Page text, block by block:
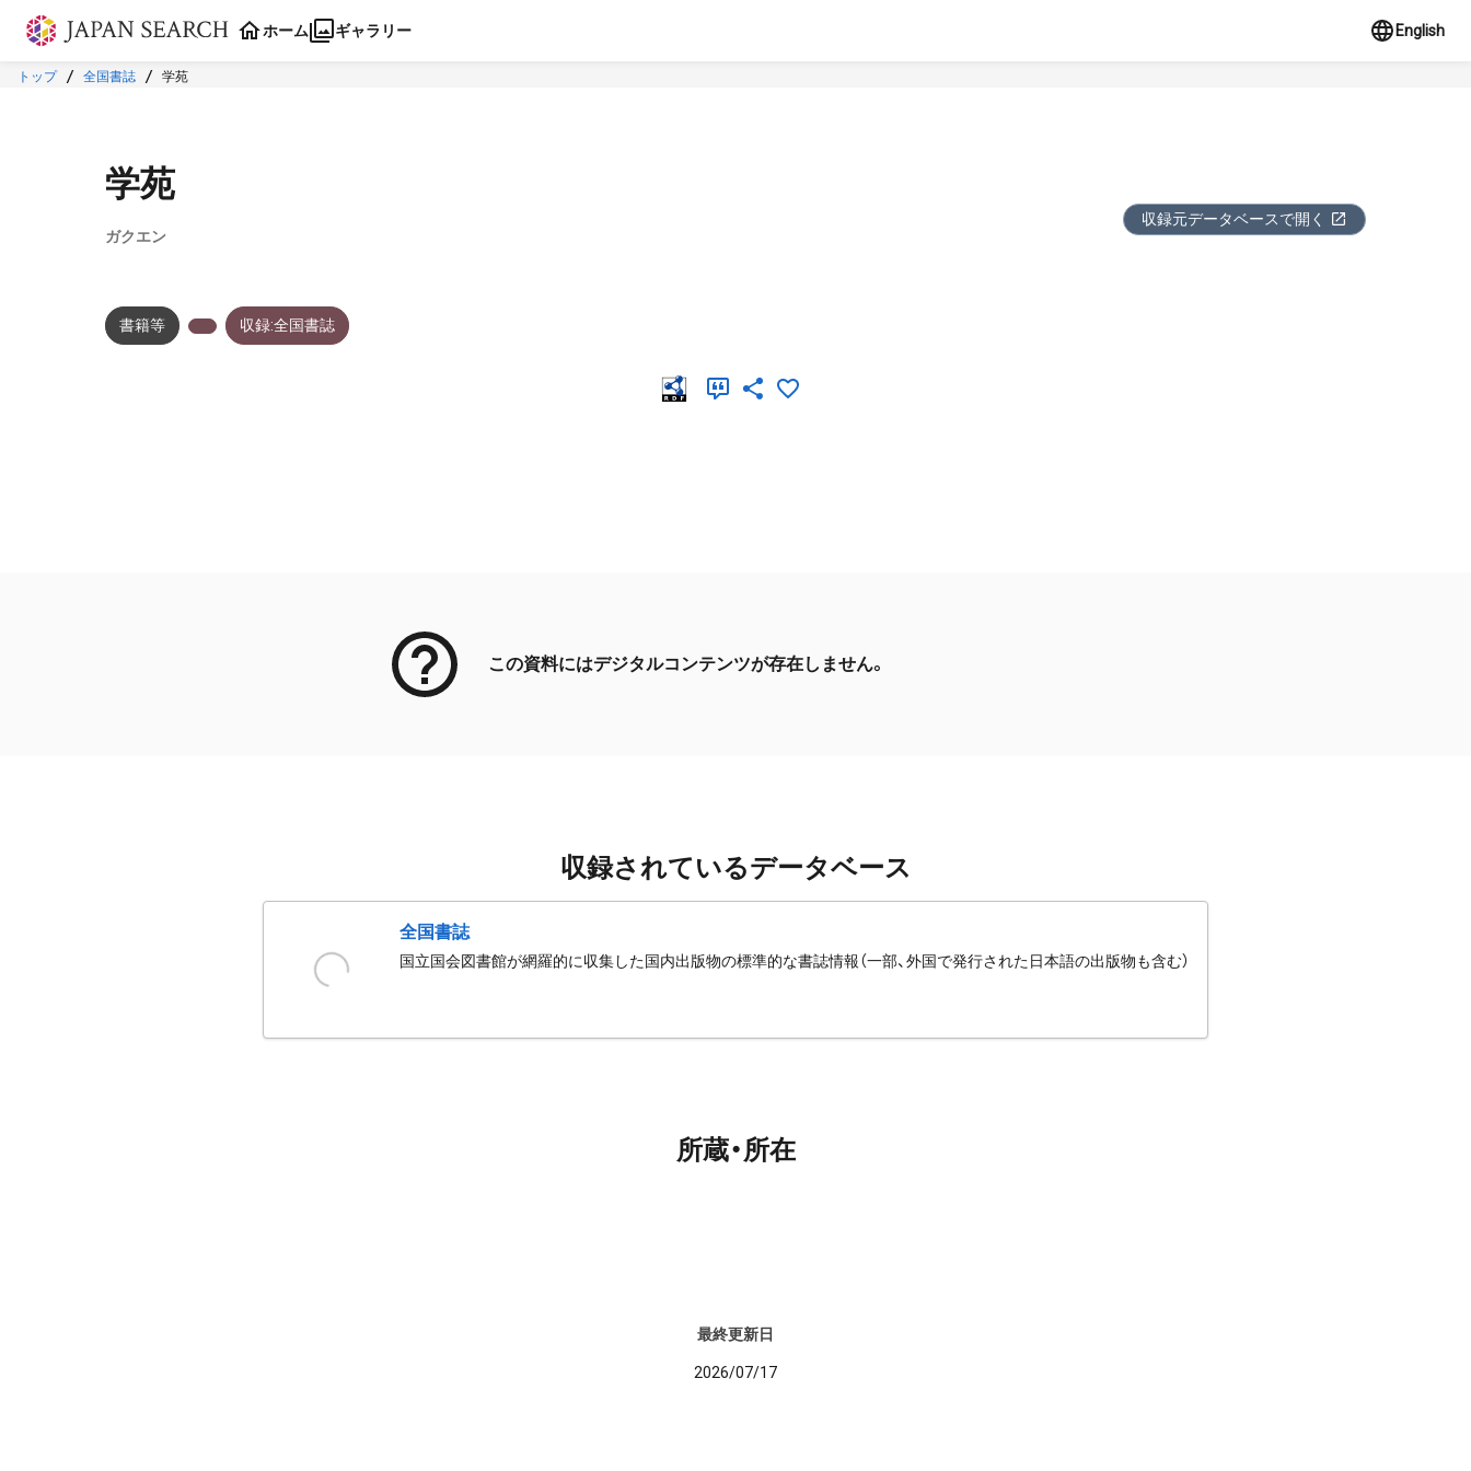
本文に飛ぶ
ホーム ギャラリー English
トップ 全国書誌 学苑
学苑
ガクエン
収録元データベースで開く
書籍等 収録:全国書誌
この資料にはデジタルコンテンツが存在しません。
収録されているデータベース
全国書誌
国立国会図書館が網羅的に収集した国内出版物の標準的な書誌情報（一部、外国で発行された日本語の出版物も含む）
所蔵・所在
最終更新日
2026/07/17